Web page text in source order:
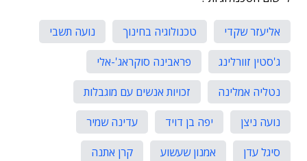
אליעזר שקדי טכנולוגיה בחינוך
נועה תשבי
ג'סטין זוורלינג
פראבינה סוקראג'-אלי
נטליה אמלינה
זכויות אנשים עם מוגבלות
נועה ניצן
יפה בן דויד
עדינה שמיר
סיגל עדן
אמנון שעשוע
קרן אתנה